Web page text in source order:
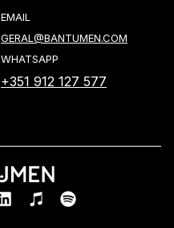
EMAIL
GERAL@BANTUMEN.COM
WHATSAPP
+351 912 127 577